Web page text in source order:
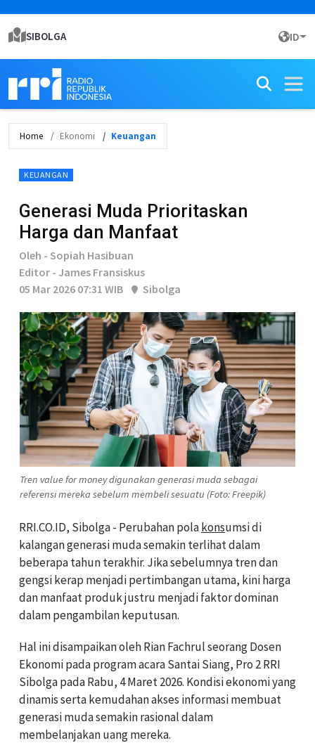
SIBOLGA ID
Home Ekonomi Keuangan
KEUANGAN
Generasi Muda Prioritaskan
Harga dan Manfaat
Oleh - Sopiah Hasibuan
Editor - James Fransiskus
05 Mar 2026 07:31 WIB
Sibolga
Tren value for money digunakan generasi muda sebagai
referensi mereka sebelum membeli sesuatu (Foto: Freepik)
RRI.CO.ID, Sibolga - Perubahan polakonsumsi di
kalangan generasi muda semakin terlihat dalam
beberapa tahun terakhir. Jika sebelumnya tren dan
gengsi kerap menjadi pertimbangan utama, kini harga
dan manfaat produk justru menjadi faktor dominan
dalam pengambilan keputusan.
Hal ini disampaikan oleh Rian Fachrul seorang Dosen
Ekonomi pada program acara Santai Siang, Pro 2 RRI
Sibolga pada Rabu, 4 Maret 2026. Kondisi ekonomi yang
dinamis serta kemudahan akses informasi membuat
generasi muda semakin rasional dalam
membelanjakan uang mereka.